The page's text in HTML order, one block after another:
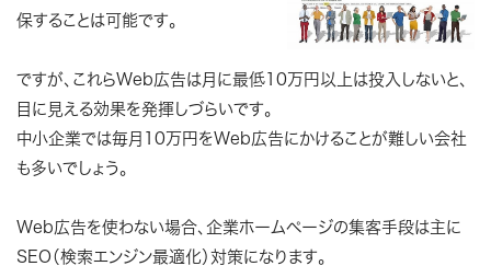
保することは可能です。
ですが、これらWeb広告は月に最低10万円以上は投入しないと、
目に見える効果を発揮しづらいです。
中小企業では毎月10万円をWeb広告にかけることが難しい会社
も多いでしょう。
Web広告を使わない場合、企業ホームページの集客手段は主に
SEO（検索エンジン最適化）対策になります。